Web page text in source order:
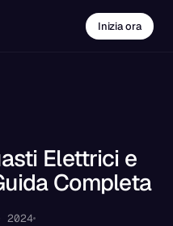
Inizia ora
Elettrici e
Completa
2024